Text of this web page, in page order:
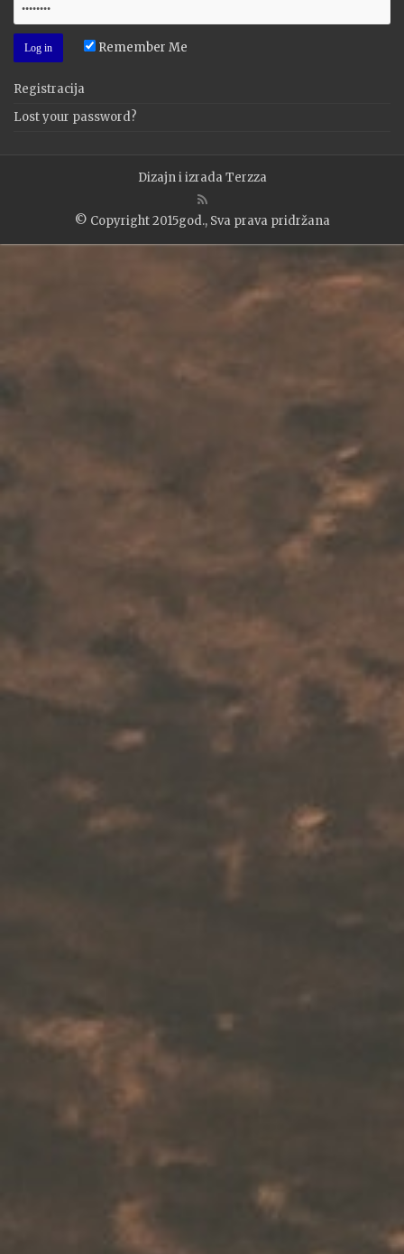
Remember Me
Registracija
Lost your password?
Dizajn i izradaTerzza
© Copyright 2015god., Sva prava pridržana